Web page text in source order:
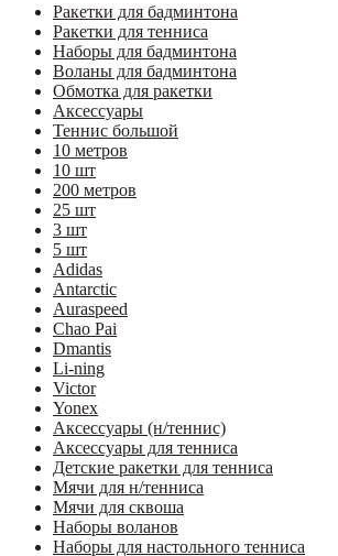
Ракетки для бадминтона
Ракетки для тенниса
Наборы для бадминтона
Воланы для бадминтона
Обмотка для ракетки
Аксессуары
Теннис большой
10 метров
10 шт
200 метров
25 шт
3 шт
5 шт
Adidas
Antarctic
Auraspeed
Chao Pai
Dmantis
Li-ning
Victor
Yonex
Аксессуары (н/теннис)
Аксессуары для тенниса
Детские ракетки для тенниса
Мячи для н/тенниса
Мячи для сквоша
Наборы воланов
Наборы для настольного тенниса